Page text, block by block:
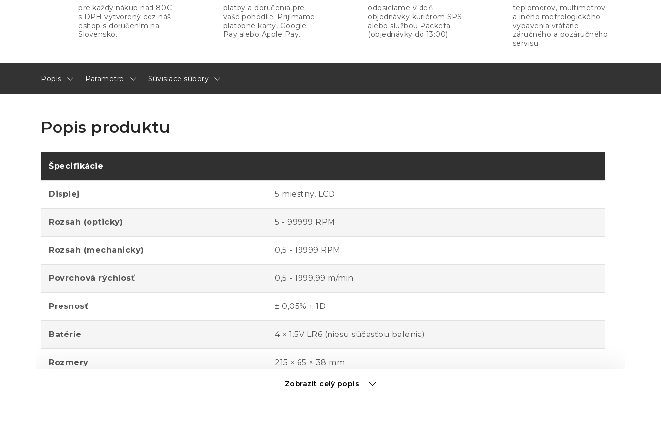
pre každý nákup nad 80€
s DPH vytvorený cez náš
eshop s doručením na
Slovensko.
platby a doručenia pre
vaše pohodlie. Prijímame
platobné karty, Google
Pay alebo Apple Pay.
odosielame v deň
objednávky kuriérom SPS
alebo službou Packeta
(objednávky do 13:00).
teplomerov, multimetrov
a iného metrologického
vybavenia vrátane
záručného a pozáručného
servisu.
Popis Parametre Súvisiace súbory
Popis produktu
Špecifikácie
Displej 5 miestny, LCD
Rozsah (opticky) 5 - 99999 RPM
Rozsah (mechanicky) 0,5 - 19999 RPM
Povrchová rýchlosť 0,5 - 1999,99 m/min
Presnosť ± 0,05% + 1D
Batérie 4 × 1.5V LR6 (niesu súčasťou balenia)
Rozmery 215 × 65 × 38 mm
Zobrazit celý popis